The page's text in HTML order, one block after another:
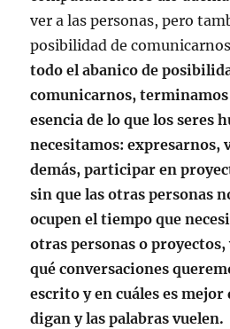
ver a las personas, pero
posibilidad de
todo el abanico de
comunicarnos, terminamos
esencia de lo que los seres
necesitamos: expresarnos,
demás, participar en
sin que las otras personas
ocupen el tiempo que
otras personas o
qué conversaciones
escrito y en cuáles es mejor
digan y las palabras vuelen.